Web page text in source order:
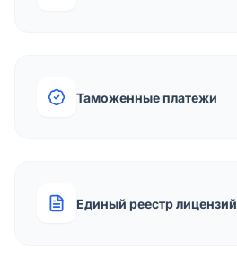
Таможенные платежи
Единый реестр лицензий